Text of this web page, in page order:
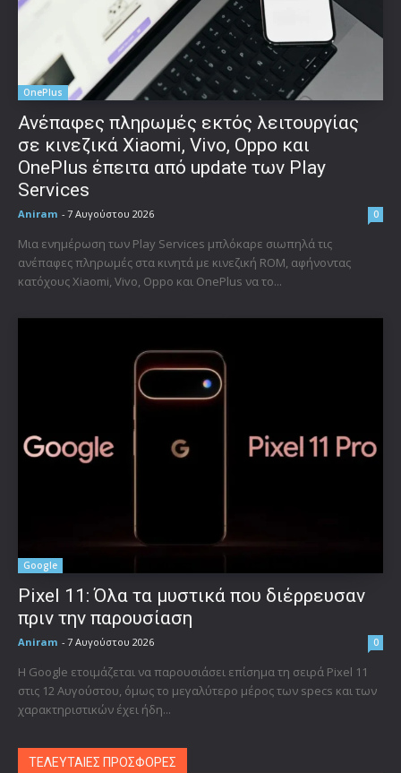
OnePlus
Ανέπαφες πληρωμές εκτός λειτουργίας
σε κινεζικά Xiaomi, Vivo, Oppo και
OnePlus έπειτα από update των Play
Services
Aniram - 7 Αυγούστου 2026 0
Μια ενημέρωση των Play Services μπλόκαρε σιωπηλά τις
ανέπαφες πληρωμές στα κινητά με κινεζική ROM, αφήνοντας
κατόχους Xiaomi, Vivo, Oppo και OnePlus να το...
Google
Pixel 11: Όλα τα μυστικά που διέρρευσαν
πριν την παρουσίαση
Aniram - 7 Αυγούστου 2026 0
Η Google ετοιμάζεται να παρουσιάσει επίσημα τη σειρά Pixel 11
στις 12 Αυγούστου, όμως το μεγαλύτερο μέρος των specs και των
χαρακτηριστικών έχει ήδη...
ΤΕΛΕΥΤΑΙΕΣ ΠΡΟΣΦΟΡΕΣ